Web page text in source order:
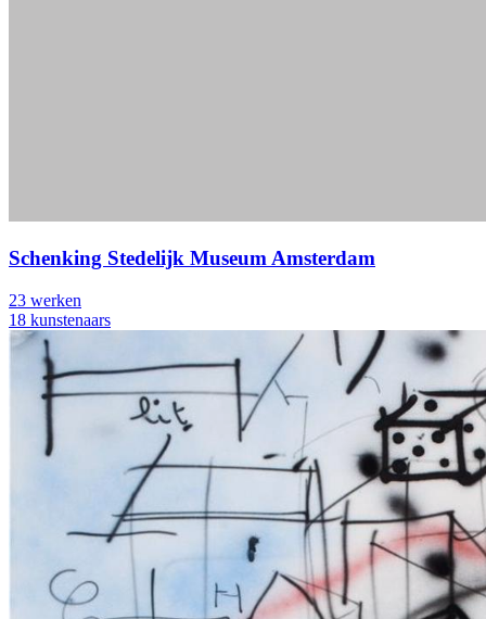
Schenking Stedelijk Museum Amsterdam
23 werken
18 kunstenaars